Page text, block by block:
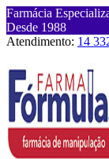
Farmácia
Desde 1988
Atendimento: 14